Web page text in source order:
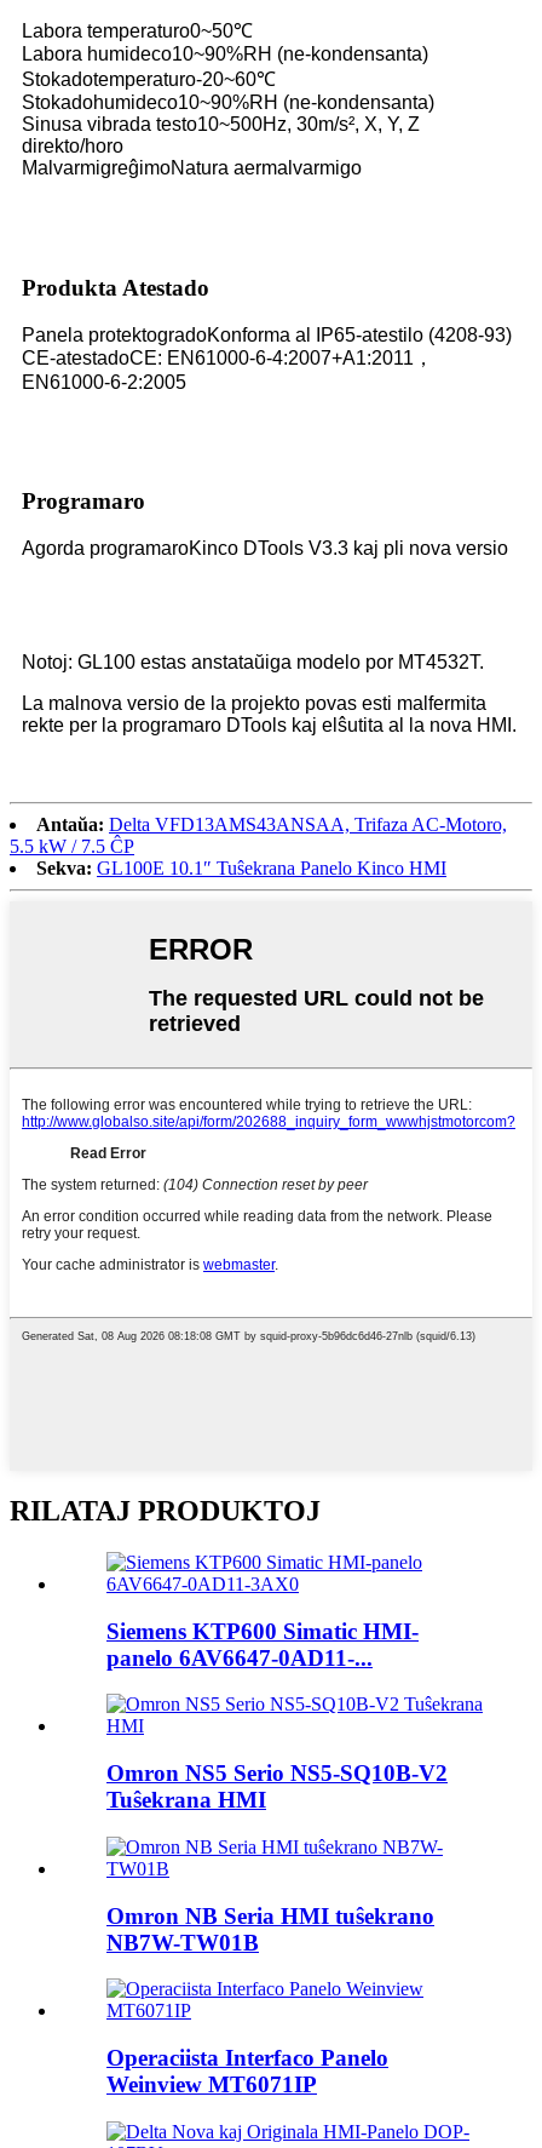
Labora temperaturo0~50℃
Labora humideco10~90%RH (ne-kondensanta)
Stokadotemperaturo-20~60℃
Stokadohumideco10~90%RH (ne-kondensanta)
Sinusa vibrada testo10~500Hz, 30m/s², X, Y, Z
direkto/horo
MalvarmigreĝimoNatura aermalvarmigo
Produkta Atestado
Panela protektogradoKonforma al IP65-atestilo (4208-93)
CE-atestadoCE: EN61000-6-4:2007+A1:2011，
EN61000-6-2:2005
Programaro
Agorda programaroKinco DTools V3.3 kaj pli nova versio
Notoj: GL100 estas anstataŭiga modelo por MT4532T.
La malnova versio de la projekto povas esti malfermita
rekte per la programaro DTools kaj elŝutita al la nova HMI.
Antaŭa: Delta VFD13AMS43ANSAA, Trifaza AC-Motoro,
5.5 kW / 7.5 ĈP
Sekva: GL100E 10.1″ Tuŝekrana Panelo Kinco HMI
RILATAJ PRODUKTOJ
Siemens KTP600 Simatic HMI-
panelo 6AV6647-0AD11-...
Omron NS5 Serio NS5-SQ10B-V2
Tuŝekrana HMI
Omron NB Seria HMI tuŝekrano
NB7W-TW01B
Operaciista Interfaco Panelo
Weinview MT6071IP